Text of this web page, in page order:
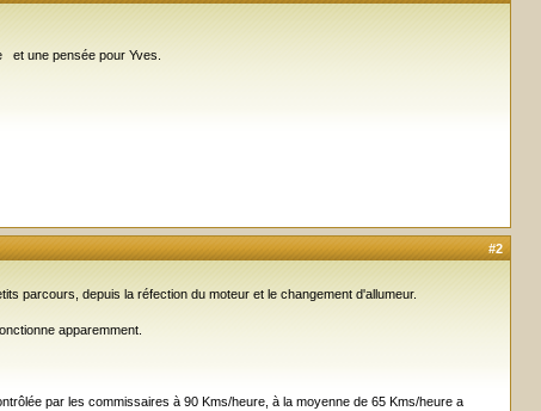
et une pensée pour Yves.
#2
parcours, depuis la réfection du moteur et le changement d'allumeur.
apparemment.
par les commissaires à 90 Kms/heure, à la moyenne de 65 Kms/heure a